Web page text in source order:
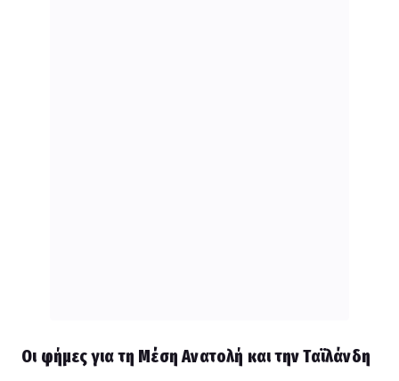
Οι φήμες για τη Μέση Ανατολή και την Ταϊλάνδη